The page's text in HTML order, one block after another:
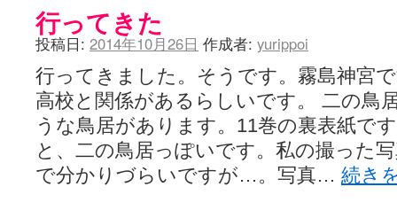
行ってきた
投稿日: 2014年10月26日 作成者: yurippoi
行ってきました。そうです。霧島神宮
高校と関係があるらしいです。 二の鳥
うな鳥居があります。11巻の裏表紙で
と、二の鳥居っぽいです。私の撮った
で分かりづらいですが…。写真… 続き